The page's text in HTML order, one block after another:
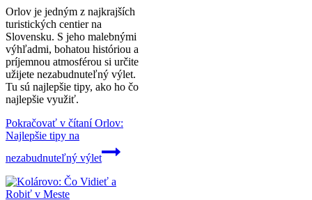
Orlov je jedným z najkrajších
turistických centier na
Slovensku. S jeho malebnými
výhľadmi, bohatou históriou a
príjemnou atmosférou si určite
užijete nezabudnuteľný výlet.
Tu sú najlepšie tipy, ako ho čo
najlepšie využiť.
Pokračovať v čítaníOrlov:
Najlepšie tipy na
nezabudnuteľný výlet